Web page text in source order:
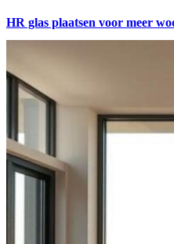
HR glas plaatsen voor meer